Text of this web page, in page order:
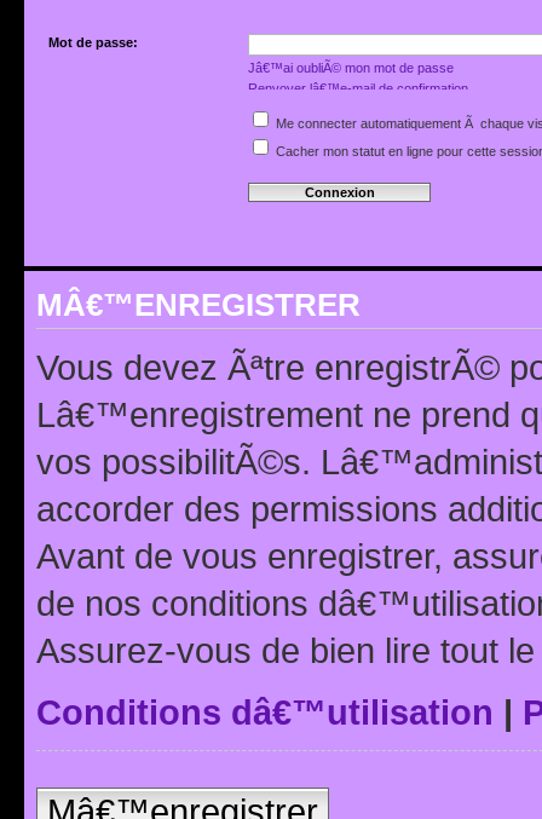
Mot de passe:
Jâ€™ai oubliÃ© mon mot de passe
Renvoyer lâ€™e-mail de confirmation
Me connecter automatiquement Ã chaque
Cacher mon statut en ligne pour cette
MÂ€™ENREGISTRER
Vous devez Ãªtre enregistrÃ©
Lâ€™enregistrement ne prend
vos possibilitÃ©s.
accorder des permissions
Avant de vous enregistrer,
de nos conditions
Assurez-vous de bien lire tout
Conditions dâ€™utilisation |
Mâ€™enregistrer